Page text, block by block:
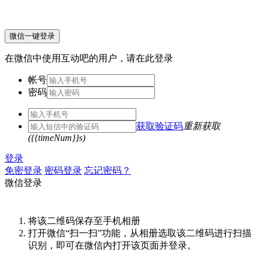
微信一键登录
在微信中使用互动吧的用户，请在此登录
帐号
密码
获取验证码重新获取
({{timeNum}}s)
登录
免密登录 密码登录 忘记密码？
微信登录
将该二维码保存至手机相册
打开微信“扫一扫”功能，从相册选取该二维码进行扫描
识别，即可在微信内打开该页面并登录。